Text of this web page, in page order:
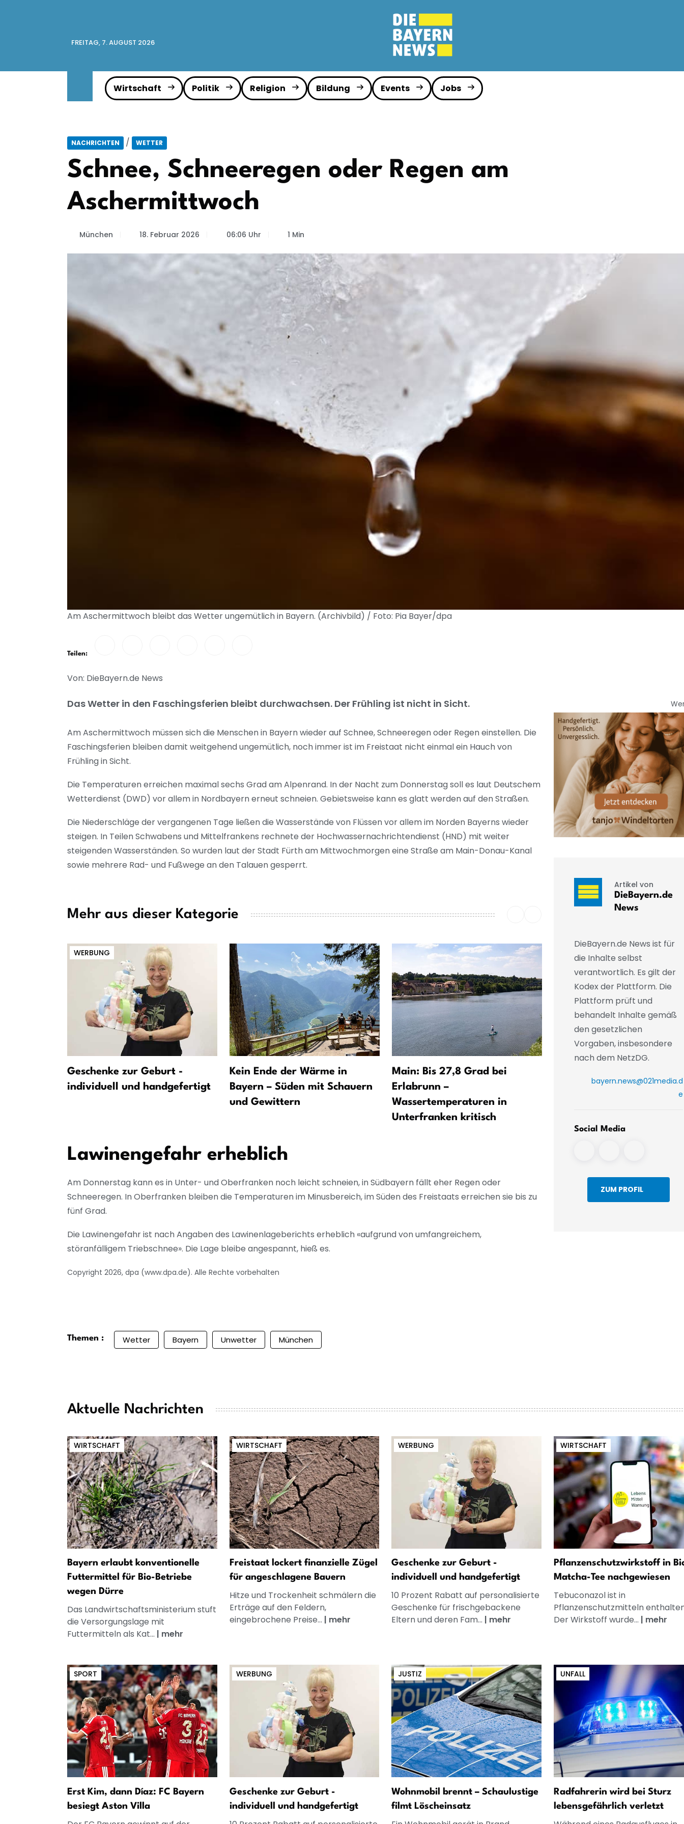
FREITAG, 7. AUGUST 2026
Wirtschaft Politik Religion Bildung Events Jobs
NACHRICHTEN / WETTER
Schnee, Schneeregen oder Regen am
Aschermittwoch
München 18. Februar 2026 06:06 Uhr 1 Min
Am Aschermittwoch bleibt das Wetter ungemütlich in Bayern. (Archivbild) / Foto: Pia Bayer/dpa
Teilen:
Von: DieBayern.de News
Das Wetter in den Faschingsferien bleibt durchwachsen. Der Frühling ist nicht in Sicht.
Am Aschermittwoch müssen sich die Menschen in Bayern wieder auf Schnee, Schneeregen oder Regen einstellen. Die
Faschingsferien bleiben damit weitgehend ungemütlich, noch immer ist im Freistaat nicht einmal ein Hauch von
Frühling in Sicht.
Die Temperaturen erreichen maximal sechs Grad am Alpenrand. In der Nacht zum Donnerstag soll es laut Deutschem
Wetterdienst (DWD) vor allem in Nordbayern erneut schneien. Gebietsweise kann es glatt werden auf den Straßen.
Die Niederschläge der vergangenen Tage ließen die Wasserstände von Flüssen vor allem im Norden Bayerns wieder
steigen. In Teilen Schwabens und Mittelfrankens rechnete der Hochwassernachrichtendienst (HND) mit weiter
steigenden Wasserständen. So wurden laut der Stadt Fürth am Mittwochmorgen eine Straße am Main-Donau-Kanal
sowie mehrere Rad- und Fußwege an den Talauen gesperrt.
Mehr aus dieser Kategorie
WERBUNG
Geschenke zur Geburt -
individuell und handgefertigt
Kein Ende der Wärme in
Bayern – Süden mit Schauern
und Gewittern
Main: Bis 27,8 Grad bei
Erlabrunn –
Wassertemperaturen in
Unterfranken kritisch
Hitzetote in Bayern
Lawinengefahr erheblich
Am Donnerstag kann es in Unter- und Oberfranken noch leicht schneien, in Südbayern fällt eher Regen oder
Schneeregen. In Oberfranken bleiben die Temperaturen im Minusbereich, im Süden des Freistaats erreichen sie bis zu
fünf Grad.
Die Lawinengefahr ist nach Angaben des Lawinenlageberichts erheblich «aufgrund von umfangreichem,
störanfälligem Triebschnee». Die Lage bleibe angespannt, hieß es.
Copyright 2026, dpa (www.dpa.de). Alle Rechte vorbehalten
Artikel von
DieBayern.de
News
DieBayern.de News ist für
die Inhalte selbst
verantwortlich. Es gilt der
Kodex der Plattform. Die
Plattform prüft und
behandelt Inhalte gemäß
den gesetzlichen
Vorgaben, insbesondere
nach dem NetzDG.
bayern.news@021media.d
e
Social Media
ZUM PROFIL
Themen : Wetter Bayern Unwetter München
Aktuelle Nachrichten
WIRTSCHAFT
Bayern erlaubt konventionelle
Futtermittel für Bio-Betriebe
wegen Dürre
Das Landwirtschaftsministerium stuft
die Versorgungslage mit
Futtermitteln als Kat... | mehr
WIRTSCHAFT
Freistaat lockert finanzielle Zügel
für angeschlagene Bauern
Hitze und Trockenheit schmälern die
Erträge auf den Feldern,
eingebrochene Preise... | mehr
WERBUNG
Geschenke zur Geburt -
individuell und handgefertigt
10 Prozent Rabatt auf personalisierte
Geschenke für frischgebackene
Eltern und deren Fam... | mehr
WIRTSCHAFT
Pflanzenschutzwirkstoff in
Matcha-Tee nachgewiesen
Tebuconazol ist in
Pflanzenschutzmitteln
Der Wirkstoff wurde... | mehr
SPORT
Erst Kim, dann Díaz: FC Bayern
besiegt Aston Villa
WERBUNG
Geschenke zur Geburt -
individuell und handgefertigt
JUSTIZ
Wohnmobil brennt – Schaulustige
filmt Löscheinsatz
UNFALL
Radfahrerin wird bei Sturz
lebensgefährlich verletzt